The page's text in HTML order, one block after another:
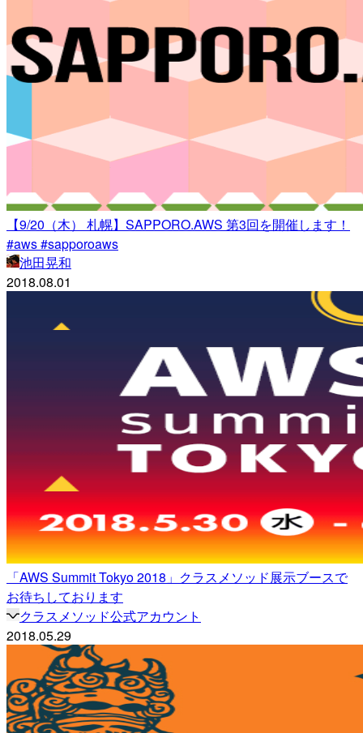
【9/20（木） 札幌】SAPPORO.AWS 第3回を開催します！
#aws #sapporoaws
池田晃和
2018.08.01
「AWS Summit Tokyo 2018」クラスメソッド展示ブースで
お待ちしております
クラスメソッド公式アカウント
2018.05.29